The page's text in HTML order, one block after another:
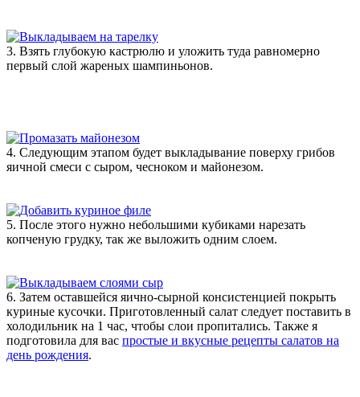
3. Взять глубокую кастрюлю и уложить туда равномерно
первый слой жареных шампиньонов.
4. Следующим этапом будет выкладывание поверху грибов
яичной смеси с сыром, чесноком и майонезом.
5. После этого нужно небольшими кубиками нарезать
копченую грудку, так же выложить одним слоем.
6. Затем оставшейся яично-сырной консистенцией покрыть
куриные кусочки. Приготовленный салат следует поставить в
холодильник на 1 час, чтобы слои пропитались. Также я
подготовила для вас простые и вкусные рецепты салатов на
день рождения.